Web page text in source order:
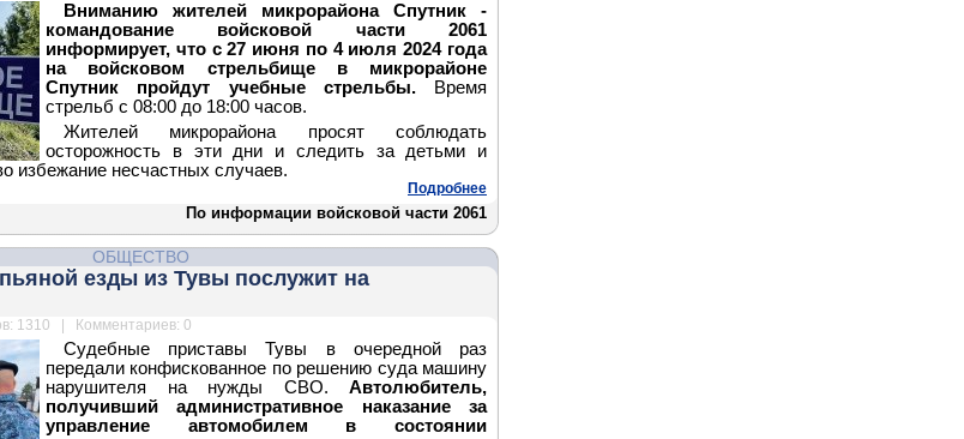
Вниманию жителей микрорайона Спутник -
командование войсковой части 2061
информирует, что с 27 июня по 4 июля 2024 года
на войсковом стрельбище в микрорайоне
Спутник пройдут учебные стрельбы.Время
стрельб с 08:00 до 18:00 часов.
Жителей микрорайона просят соблюдать
осторожность в эти дни и следить за детьми и
избежание несчастных случаев.
Подробнее
По информации войсковой части 2061
ОБЩЕСТВО
езды из Тувы послужит на
1310 | Комментариев: 0
Судебные приставы Тувы в очередной раз
передали конфискованное по решению суда машину
нарушителя на нужды СВО. Автолюбитель,
получивший административное наказание за
управление автомобилем в состоянии